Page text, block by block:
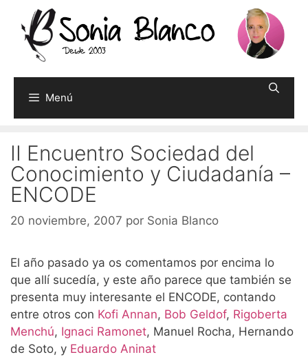
contenido
Menú
II Encuentro Sociedad del
Conocimiento y Ciudadanía –
ENCODE
20 noviembre, 2007 por Sonia Blanco
El año pasado ya os comentamos por encima lo
que allí sucedía, y este año parece que también se
presenta muy interesante el ENCODE, contando
entre otros con Kofi Annan, Bob Geldof, Rigoberta
Menchú, Ignaci Ramonet, Manuel Rocha, Hernando
de Soto, y Eduardo Aninat